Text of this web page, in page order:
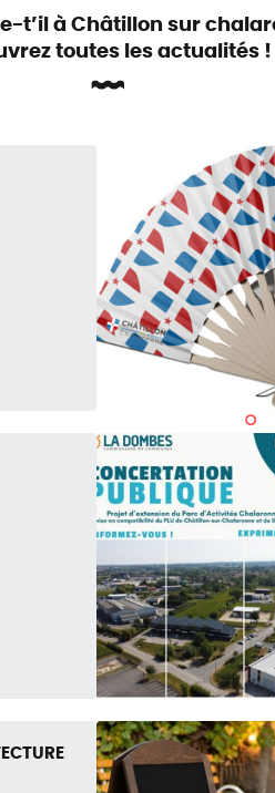
t’il à Châtillon sur
toutes les actualités !